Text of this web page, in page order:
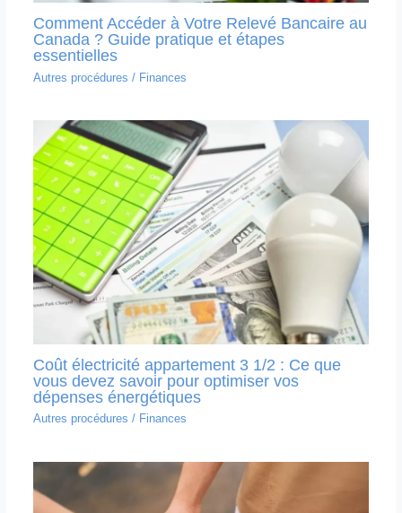
Comment Accéder à Votre Relevé Bancaire au
Canada ? Guide pratique et étapes
essentielles
Autres procédures / Finances
Coût électricité appartement 3 1/2 : Ce que
vous devez savoir pour optimiser vos
dépenses énergétiques
Autres procédures / Finances